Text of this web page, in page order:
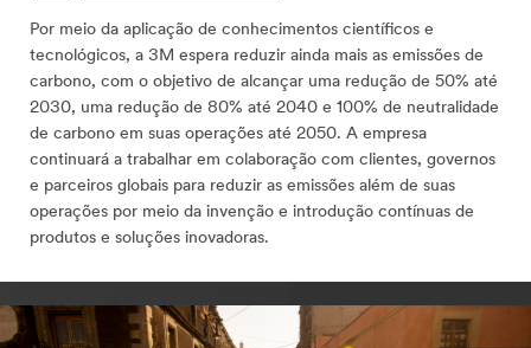
Por meio da aplicação de conhecimentos científicos e
tecnológicos, a 3M espera reduzir ainda mais as emissões de
carbono, com o objetivo de alcançar uma redução de 50% até
2030, uma redução de 80% até 2040 e 100% de neutralidade
de carbono em suas operações até 2050. A empresa
continuará a trabalhar em colaboração com clientes, governos
e parceiros globais para reduzir as emissões além de suas
operações por meio da invenção e introdução contínuas de
produtos e soluções inovadoras.